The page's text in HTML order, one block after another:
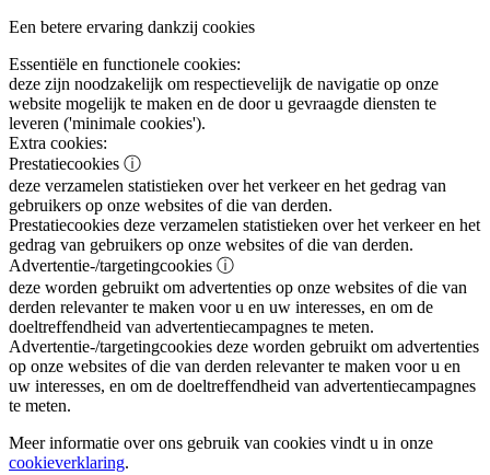
Een betere ervaring dankzij cookies
Essentiële en functionele cookies:
deze zijn noodzakelijk om respectievelijk de navigatie op onze
website mogelijk te maken en de door u gevraagde diensten te
leveren ('minimale cookies').
Extra cookies:
Prestatiecookies ⓘ
deze verzamelen statistieken over het verkeer en het gedrag van
gebruikers op onze websites of die van derden.
Prestatiecookies deze verzamelen statistieken over het verkeer en het
gedrag van gebruikers op onze websites of die van derden.
Advertentie-/targetingcookies ⓘ
deze worden gebruikt om advertenties op onze websites of die van
derden relevanter te maken voor u en uw interesses, en om de
doeltreffendheid van advertentiecampagnes te meten.
Advertentie-/targetingcookies deze worden gebruikt om advertenties
op onze websites of die van derden relevanter te maken voor u en
uw interesses, en om de doeltreffendheid van advertentiecampagnes
te meten.
Meer informatie over ons gebruik van cookies vindt u in onze
cookieverklaring.